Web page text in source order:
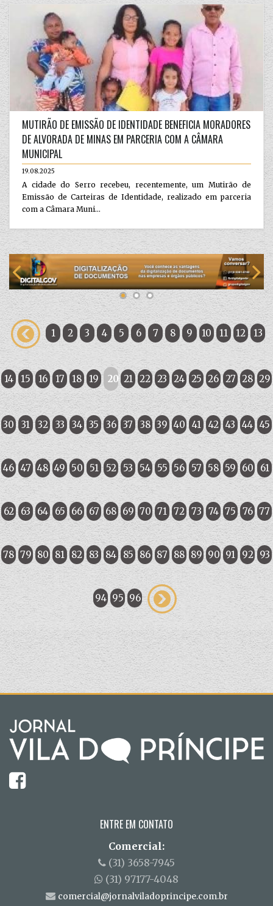
MUTIRÃO DE EMISSÃO DE IDENTIDADE BENEFICIA MORADORES
DE ALVORADA DE MINAS EM PARCERIA COM A CÂMARA
MUNICIPAL
19.08.2025
A cidade do Serro recebeu, recentemente, um Mutirão de
Emissão de Carteiras de Identidade, realizado em parceria
com a Câmara Muni...
1 2 3 4 5 6 7 8 9 10 11 12 13
14 15 16 17 18 19 20 21 22 23 24 25 26 27 28 29
30 31 32 33 34 35 36 37 38 39 40 41 42 43 44 45
46 47 48 49 50 51 52 53 54 55 56 57 58 59 60 61
62 63 64 65 66 67 68 69 70 71 72 73 74 75 76 77
78 79 80 81 82 83 84 85 86 87 88 89 90 91 92 93
94 95 96
ENTRE EM CONTATO
Comercial:
(31) 3658-7945
(31) 97177-4048
comercial@jornalviladoprincipe.com.br